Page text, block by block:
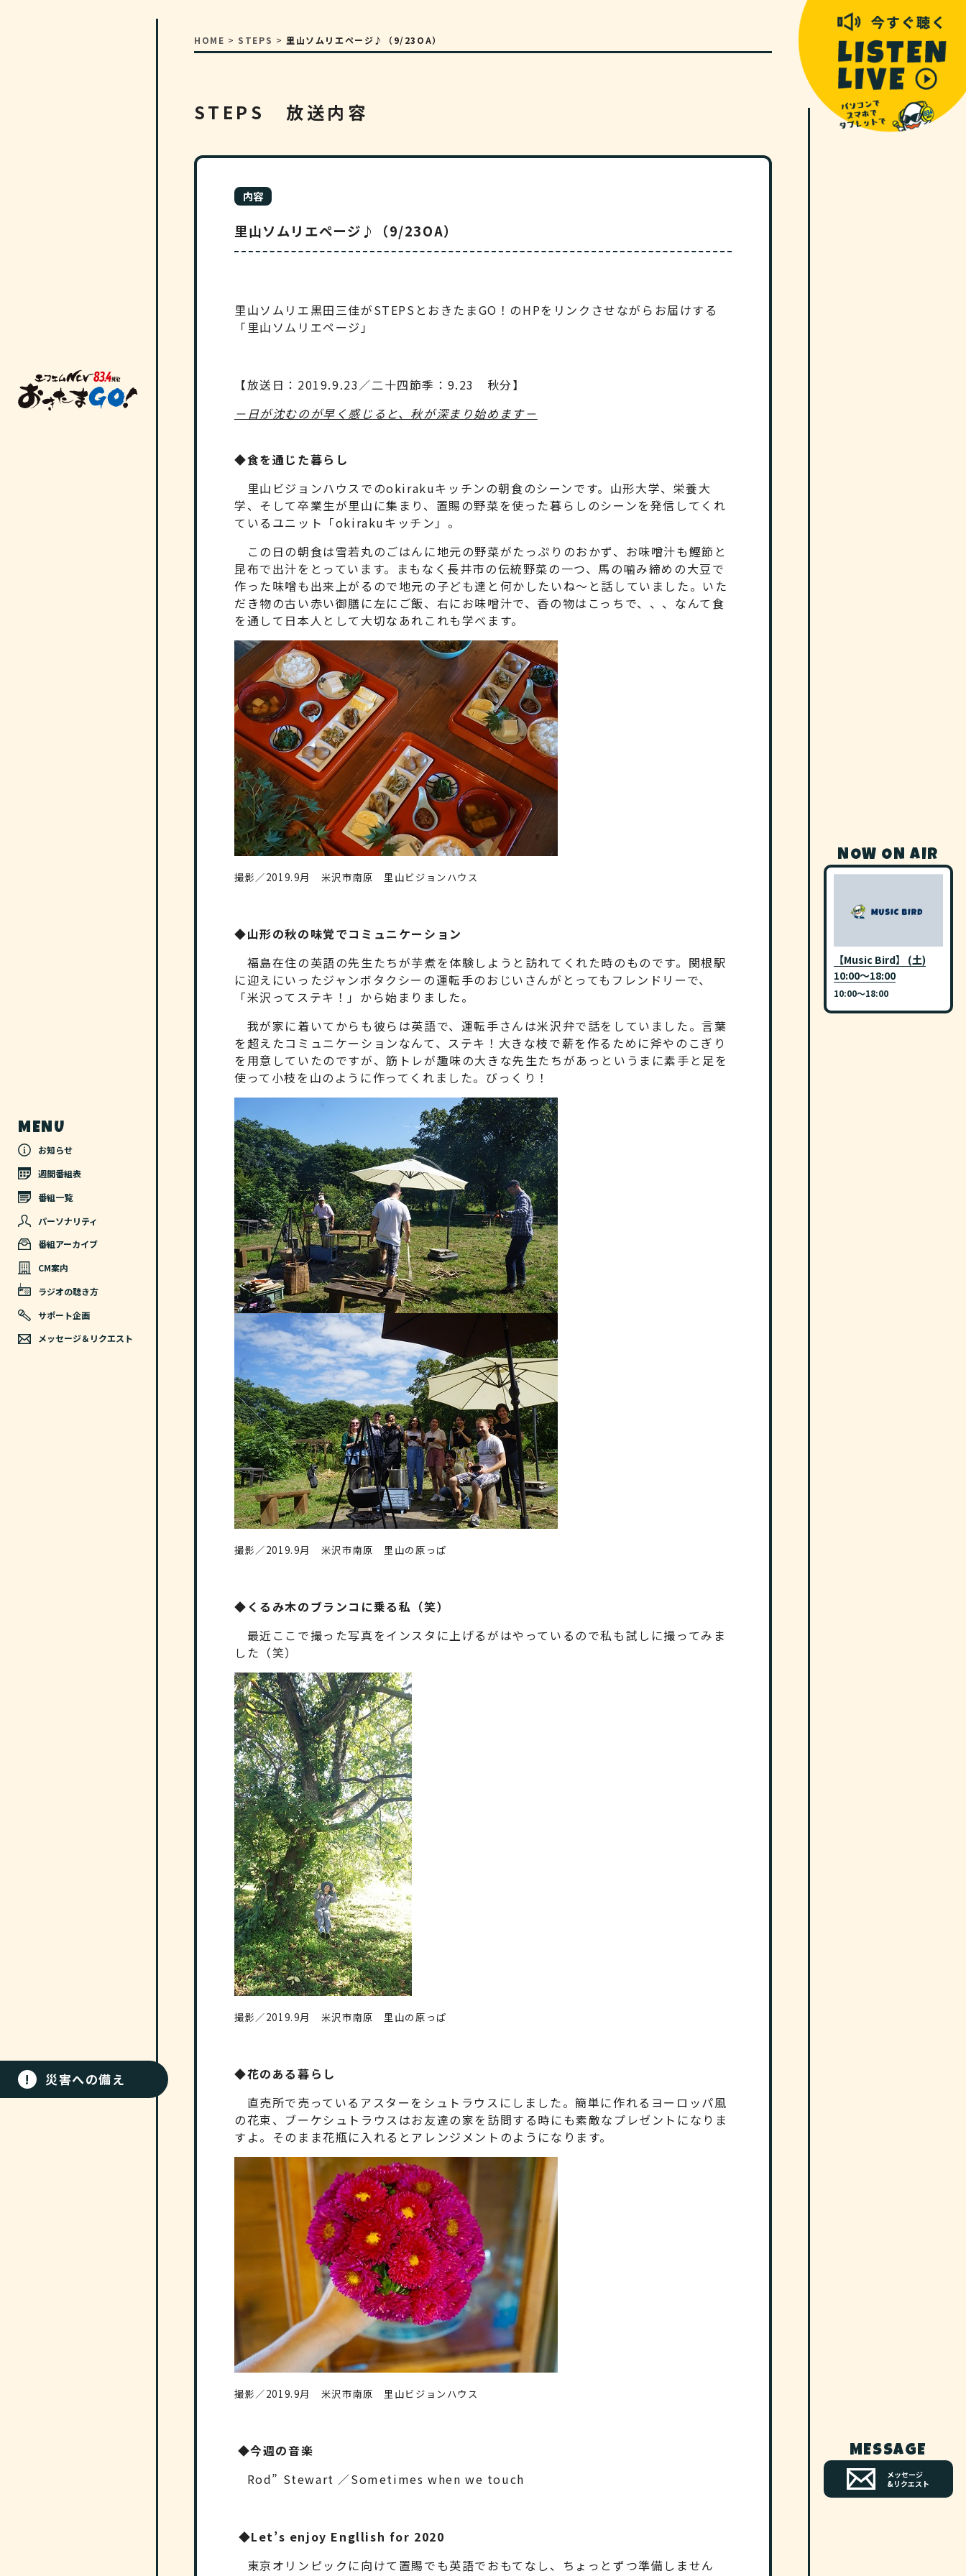
MENU
お知らせ
週間番組表
番組一覧
パーソナリティ
番組アーカイブ
CM案内
ラジオの聴き方
サポート企画
メッセージ＆リクエスト
! 災害への備え
NOW ON AIR
【Music Bird】 (土)
10:00～18:00
10:00〜18:00
MESSAGE
メッセージ
&リクエスト
HOME > STEPS > 里山ソムリエページ♪（9/23OA）
STEPS 放送内容
内容
里山ソムリエページ♪（9/23OA）
里山ソムリエ黒田三佳がSTEPSとおきたまGO！のHPをリンクさせながらお届けする
「里山ソムリエページ」
【放送日：2019.9.23／二十四節季：9.23 秋分】
－日が沈むのが早く感じると、秋が深まり始めます－
◆食を通じた暮らし
里山ビジョンハウスでのokirakuキッチンの朝食のシーンです。山形大学、栄養大
学、そして卒業生が里山に集まり、置賜の野菜を使った暮らしのシーンを発信してくれ
ているユニット「okirakuキッチン」。
この日の朝食は雪若丸のごはんに地元の野菜がたっぷりのおかず、お味噌汁も鰹節と
昆布で出汁をとっています。まもなく長井市の伝統野菜の一つ、馬の噛み締めの大豆で
作った味噌も出来上がるので地元の子ども達と何かしたいね〜と話していました。いた
だき物の古い赤い御膳に左にご飯、右にお味噌汁で、香の物はこっちで、、、なんて食
を通して日本人として大切なあれこれも学べます。
撮影／2019.9月 米沢市南原 里山ビジョンハウス
◆山形の秋の味覚でコミュニケーション
福島在住の英語の先生たちが芋煮を体験しようと訪れてくれた時のものです。関根駅
に迎えにいったジャンボタクシーの運転手のおじいさんがとってもフレンドリーで、
「米沢ってステキ！」から始まりました。
我が家に着いてからも彼らは英語で、運転手さんは米沢弁で話をしていました。言葉
を超えたコミュニケーションなんて、ステキ！大きな枝で薪を作るために斧やのこぎり
を用意していたのですが、筋トレが趣味の大きな先生たちがあっというまに素手と足を
使って小枝を山のように作ってくれました。びっくり！
撮影／2019.9月 米沢市南原 里山の原っぱ
◆くるみ木のブランコに乗る私（笑）
最近ここで撮った写真をインスタに上げるがはやっているので私も試しに撮ってみま
した（笑）
撮影／2019.9月 米沢市南原 里山の原っぱ
◆花のある暮らし
直売所で売っているアスターをシュトラウスにしました。簡単に作れるヨーロッパ風
の花束、ブーケシュトラウスはお友達の家を訪問する時にも素敵なプレゼントになりま
すよ。そのまま花瓶に入れるとアレンジメントのようになります。
撮影／2019.9月 米沢市南原 里山ビジョンハウス
◆今週の音楽
Rod” Stewart ／Sometimes when we touch
◆Let’s enjoy Engllish for 2020
東京オリンピックに向けて置賜でも英語でおもてなし、ちょっとずつ準備しません